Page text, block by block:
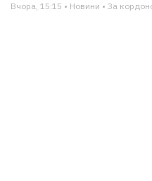
Вчора, 15:15 • Новини • За